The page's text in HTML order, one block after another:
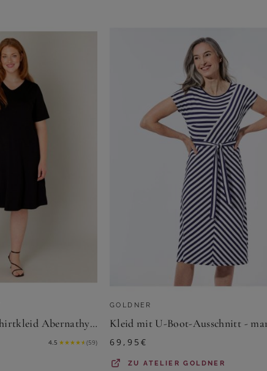
Base Level Curvy Shirtkleid Abernathy Sommerkleid In leicht ausgestellter Form
4.5 ★★★★★ (59)
GOLDNER
69,95€
ZUATELIER GOLDNER